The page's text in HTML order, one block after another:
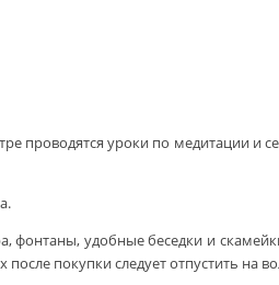
проводятся уроки по медитации и
удобные беседки и
покупки следует отпустить на